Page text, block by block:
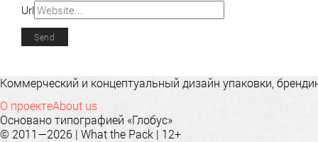
Url
Коммерческий и концептуальный дизайн упаковки,
О проектеAbout us
Основано типографией «Глобус»
© 2011—2026 | What the Pack | 12+